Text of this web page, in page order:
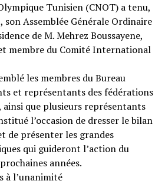
Tunisien (CNOT) a tenu,
Assemblée Générale Ordinaire
de M. Mehrez Boussayene,
membre du Comité International
les membres du Bureau
et représentants des fédérations
que plusieurs représentants
l’occasion de dresser le bilan
de présenter les grandes
qui guideront l’action du
années.
à l’unanimité